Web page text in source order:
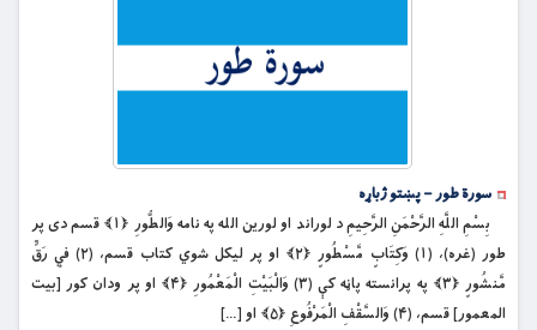
سورة طور – پښتو ژباړه
بِسْمِ اللَّهِ الرَّحْمَنِ الرَّحِيمِ د لوراند او لورين الله په نامه وَالطُّورِ ﴿۱﴾ قسم دى پر
طور (غره)، (۱) وَكِتَابٍ مَّسْطُورٍ ﴿۲﴾ او پر ليكل شوي كتاب قسم، (۲) فِي رَقٍّ
مَّنشُورٍ ﴿۳﴾ په پرانسته پاڼه كې (۳) وَالْبَيْتِ الْمَعْمُورِ ﴿۴﴾ او پر ودان كور [بیت
المعمور] قسم، (۴) وَالسَّقْفِ الْمَرْفُوعِ ﴿۵﴾ او […]